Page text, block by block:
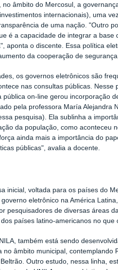
no âmbito do Mercosul, a
internacionais), uma
de uma nação. "Outro
é a capacidade de integrar a
aponta o discente. Essa política
da cooperação de
os governos eletrônicos são
nas consultas públicas.
pública on-line gerou incorporação
pela professora María Alejandra
pesquisa). Ela sublinha a
da população, como aconteceu
ainda mais a importância do
públicas", avalia a docente.
inicial, voltada para os países do
eletrônico na América
pesquisadores de diversas áreas
países latino-americanos no que
também está sendo
no âmbito municipal,
Outro estudo, nessa linha,